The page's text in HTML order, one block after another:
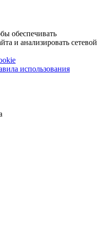
обеспечивать
и анализировать сетевой
использования